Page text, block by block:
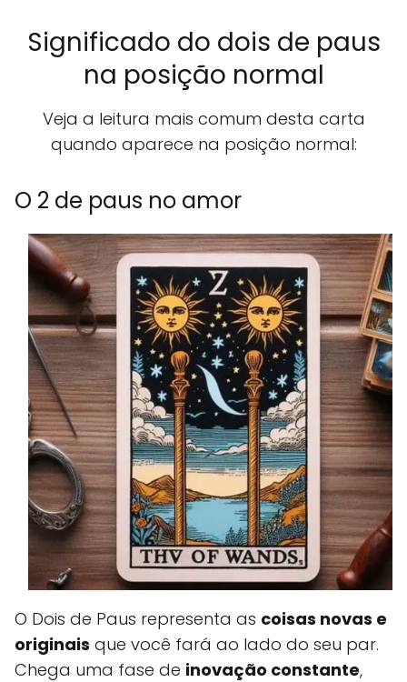
Significado do dois de paus
na posição normal
Veja a leitura mais comum desta carta
quando aparece na posição normal:
O 2 de paus no amor
O Dois de Paus representa as coisas novas e
originais que você fará ao lado do seu par.
Chega uma fase de inovação constante,